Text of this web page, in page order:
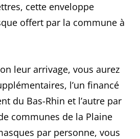
cette enveloppe
offert par la commune à
leur arrivage, vous aurez
l’un financé
du Bas-Rhin et l’autre par
communes de la Plaine
par personne, vous